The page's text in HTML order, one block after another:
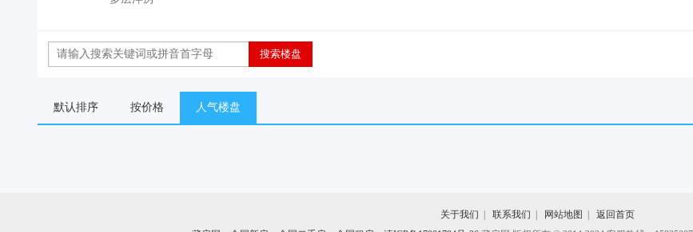
默认排序 按价格 人气楼盘
关于我们 联系我们 网站地图
返回首页